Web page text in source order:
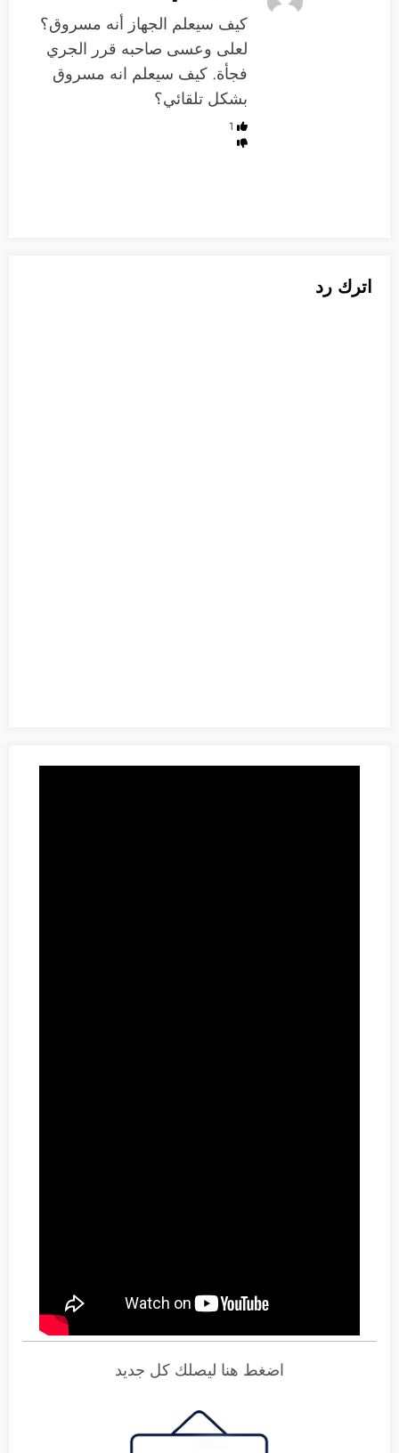
كيف سيعلم الجهاز أنه مسروق؟
لعلى وعسى صاحبه قرر الجري
فجأة. كيف سيعلم انه مسروق
بشكل تلقائي؟
1
اترك رد
اضغط هنا ليصلك كل جديد